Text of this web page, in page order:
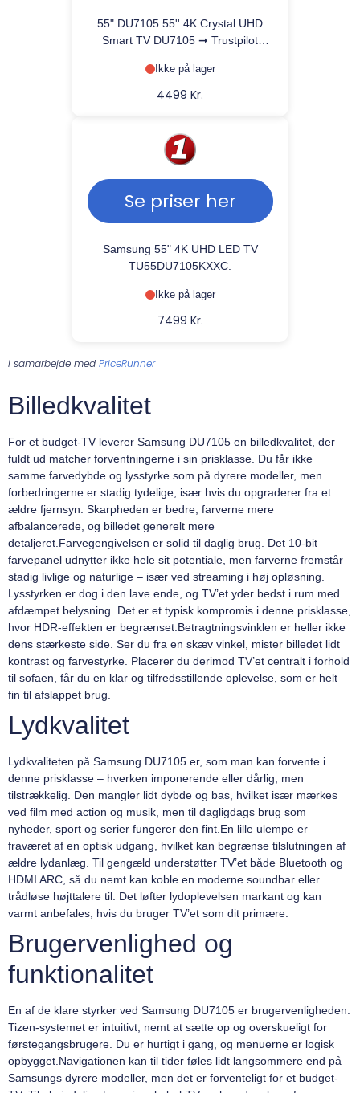
55" DU7105 55'' 4K Crystal UHD
Smart TV DU7105 ➞ Trustpilot
Ikke på lager
4499 Kr.
Se priser her
Samsung 55" 4K UHD LED TV
TU55DU7105KXXC.
Ikke på lager
7499 Kr.
I samarbejde med PriceRunner
Billedkvalitet
For et budget-TV leverer Samsung DU7105 en billedkvalitet, der
fuldt ud matcher forventningerne i sin prisklasse. Du får ikke
samme farvedybde og lysstyrke som på dyrere modeller, men
forbedringerne er stadig tydelige, især hvis du opgraderer fra et
ældre fjernsyn. Skarpheden er bedre, farverne mere
afbalancerede, og billedet generelt mere
detaljeret.Farvegengivelsen er solid til daglig brug. Det 10-bit
farvepanel udnytter ikke hele sit potentiale, men farverne fremstår
stadig livlige og naturlige – især ved streaming i høj opløsning.
Lysstyrken er dog i den lave ende, og TV’et yder bedst i rum med
afdæmpet belysning. Det er et typisk kompromis i denne prisklasse,
hvor HDR-effekten er begrænset.Betragtningsvinklen er heller ikke
dens stærkeste side. Ser du fra en skæv vinkel, mister billedet lidt
kontrast og farvestyrke. Placerer du derimod TV’et centralt i forhold
til sofaen, får du en klar og tilfredsstillende oplevelse, som er helt
fin til afslappet brug.
Lydkvalitet
Lydkvaliteten på Samsung DU7105 er, som man kan forvente i
denne prisklasse – hverken imponerende eller dårlig, men
tilstrækkelig. Den mangler lidt dybde og bas, hvilket især mærkes
ved film med action og musik, men til dagligdags brug som
nyheder, sport og serier fungerer den fint.En lille ulempe er
fraværet af en optisk udgang, hvilket kan begrænse tilslutningen af
ældre lydanlæg. Til gengæld understøtter TV’et både Bluetooth og
HDMI ARC, så du nemt kan koble en moderne soundbar eller
trådløse højttalere til. Det løfter lydoplevelsen markant og kan
varmt anbefales, hvis du bruger TV’et som dit primære.
Brugervenlighed og
funktionalitet
En af de klare styrker ved Samsung DU7105 er brugervenligheden.
Tizen-systemet er intuitivt, nemt at sætte op og overskueligt for
førstegangsbrugere. Du er hurtigt i gang, og menuerne er logisk
opbygget.Navigationen kan til tider føles lidt langsommere end på
Samsungs dyrere modeller, men det er forventeligt for et budget-